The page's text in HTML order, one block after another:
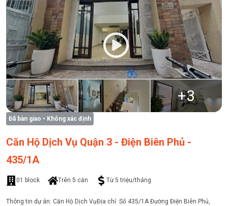
+3
Đã bàn giao • Không xác định
Căn Hộ Dịch Vụ Quận 3 - Điện Biên Phủ -
435/1A
01 block Trên 5 căn Từ 5 triệu/tháng
Thông tin dự án: Căn Hộ Dịch VụĐịa chỉ: Số 435/1A Đường Điện Biên Phủ,